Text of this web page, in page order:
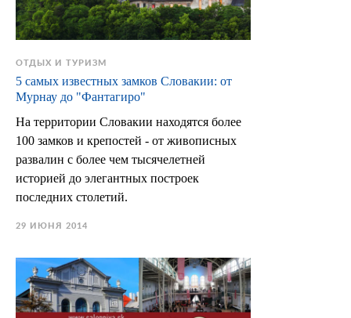
ОТДЫХ И ТУРИЗМ
5 самых известных замков Словакии: от
Мурнау до "Фантагиро"
На территории Словакии находятся более
100 замков и крепостей - от живописных
развалин с более чем тысячелетней
историей до элегантных построек
последних столетий.
29 ИЮНЯ 2014